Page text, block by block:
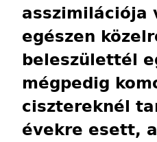
asszimilációja
egészen
beleszülettél
mégpedig
cisztereknél
évekre esett,